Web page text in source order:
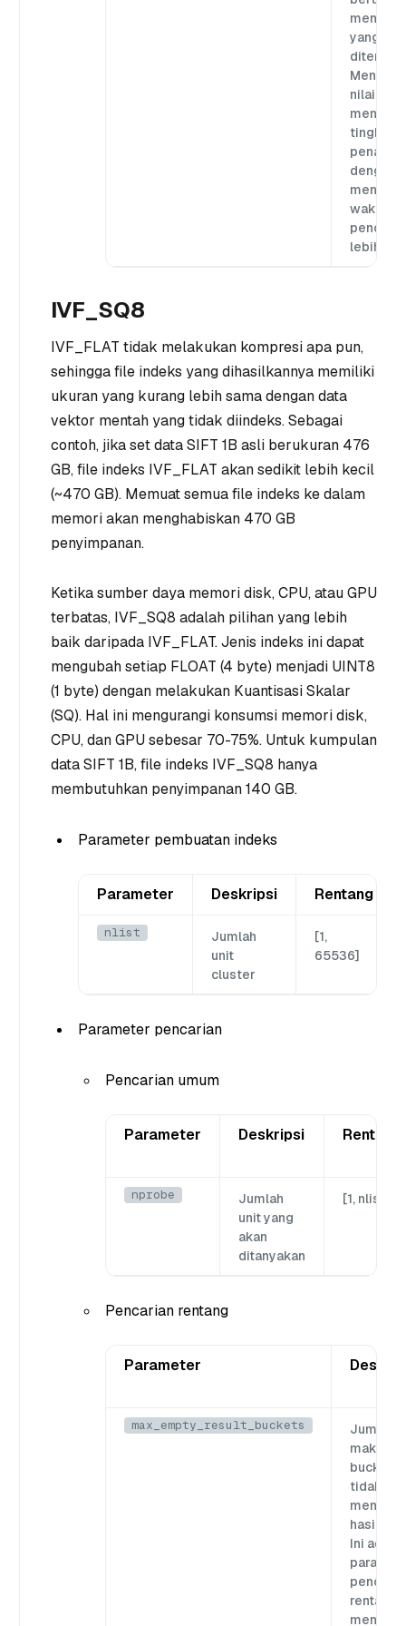
yang
nilai ini
tingkat
dengan
waktu
lebih
IVF_SQ8
IVF_FLAT tidak melakukan kompresi apa pun,
sehingga file indeks yang dihasilkannya memiliki
ukuran yang kurang lebih sama dengan data
vektor mentah yang tidak diindeks. Sebagai
contoh, jika set data SIFT 1B asli berukuran 476
GB, file indeks IVF_FLAT akan sedikit lebih kecil
(~470 GB). Memuat semua file indeks ke dalam
memori akan menghabiskan 470 GB
penyimpanan.
Ketika sumber daya memori disk, CPU, atau GPU
terbatas, IVF_SQ8 adalah pilihan yang lebih
baik daripada IVF_FLAT. Jenis indeks ini dapat
mengubah setiap FLOAT (4 byte) menjadi UINT8
(1 byte) dengan melakukan Kuantisasi Skalar
(SQ). Hal ini mengurangi konsumsi memori disk,
CPU, dan GPU sebesar 70-75%. Untuk kumpulan
data SIFT 1B, file indeks IVF_SQ8 hanya
membutuhkan penyimpanan 140 GB.
Parameter pembuatan indeks
Parameter Deskripsi Rentang
nlist
Jumlah
unit
cluster
[1,
65536]
Parameter pencarian
Pencarian umum
Parameter Deskripsi Rentang
nprobe
Jumlah
unit yang
akan
ditanyakan
[1, nlist]
Pencarian rentang
Parameter
max_empty_result_buckets
Jumlah
bucket
tidak
hasil
Ini
rentang